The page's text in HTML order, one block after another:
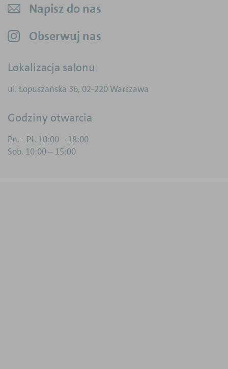
Napisz do nas
Obserwuj nas
Lokalizacja salonu
ul. Łopuszańska 36, 02-220 Warszawa
Godziny otwarcia
Pn. - Pt. 10:00 – 18:00
Sob. 10:00 – 15:00